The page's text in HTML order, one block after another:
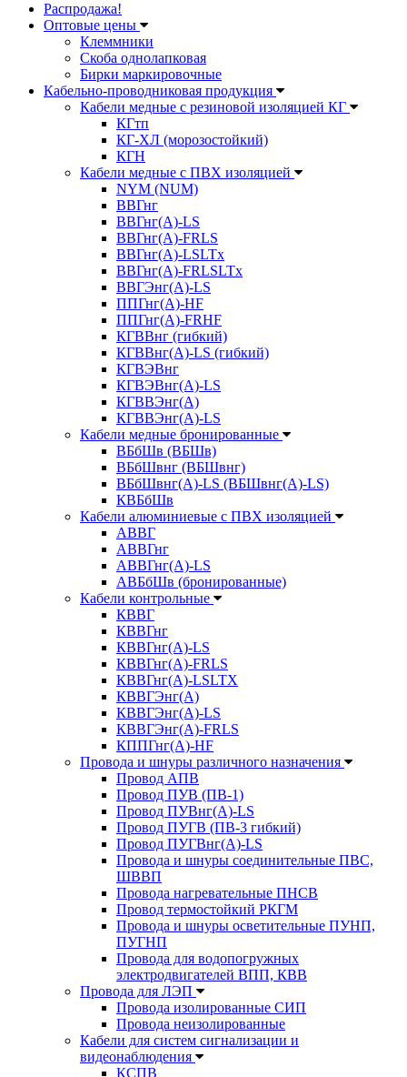
Распродажа!
Оптовые цены
Клеммники
Скоба однолапковая
Бирки маркировочные
Кабельно-проводниковая продукция
Кабели медные с резиновой изоляцией КГ
КГтп
КГ-ХЛ (морозостойкий)
КГН
Кабели медные с ПВХ изоляцией
NYM (NUM)
ВВГнг
ВВГнг(А)-LS
ВВГнг(А)-FRLS
ВВГнг(A)-LSLTx
ВВГнг(A)-FRLSLTx
ВВГЭнг(А)-LS
ППГнг(А)-HF
ППГнг(А)-FRHF
КГВВнг (гибкий)
КГВВнг(А)-LS (гибкий)
КГВЭВнг
КГВЭВнг(А)-LS
КГВВЭнг(А)
КГВВЭнг(А)-LS
Кабели медные бронированные
ВБбШв (ВБШв)
ВБбШвнг (ВБШвнг)
ВБбШвнг(А)-LS (ВБШвнг(А)-LS)
КВБбШв
Кабели алюминиевые с ПВХ изоляцией
АВВГ
АВВГнг
АВВГнг(А)-LS
АВБбШв (бронированные)
Кабели контрольные
КВВГ
КВВГнг
КВВГнг(А)-LS
КВВГнг(А)-FRLS
КВВГнг(А)-LSLTX
КВВГЭнг(А)
КВВГЭнг(А)-LS
КВВГЭнг(А)-FRLS
КППГнг(А)-HF
Провода и шнуры различного назначения
Провод АПВ
Провод ПУВ (ПВ-1)
Провод ПУВнг(А)-LS
Провод ПУГВ (ПВ-3 гибкий)
Провод ПУГВнг(А)-LS
Провода и шнуры соединительные ПВС,
ШВВП
Провода нагревательные ПНСВ
Провод термостойкий РКГМ
Провода и шнуры осветительные ПУНП,
ПУГНП
Провода для водопогружных
электродвигателей ВПП, КВВ
Провода для ЛЭП
Провода изолированные СИП
Провода неизолированные
Кабели для систем сигнализации и
видеонаблюдения
КСПВ